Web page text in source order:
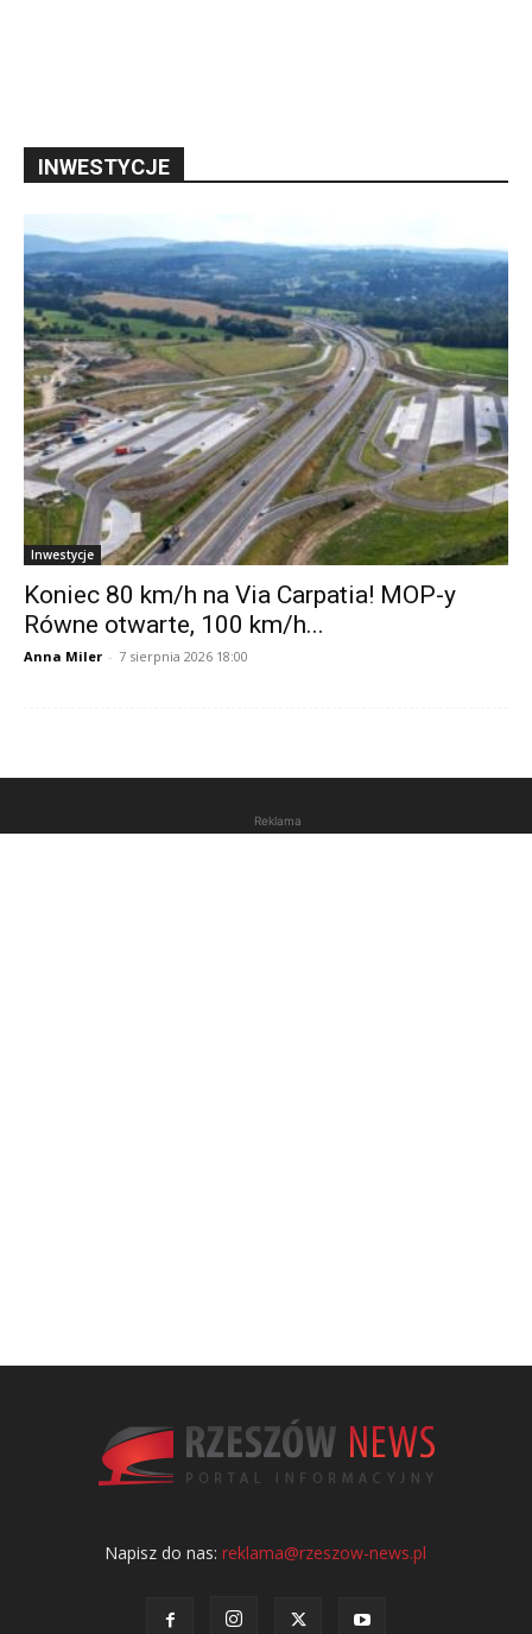
INWESTYCJE
Inwestycje
Koniec 80 km/h na Via Carpatia! MOP-y
Równe otwarte, 100 km/h...
Anna Miler - 7 sierpnia 2026 18:00
Reklama
Napisz do nas:reklama@rzeszow-news.pl